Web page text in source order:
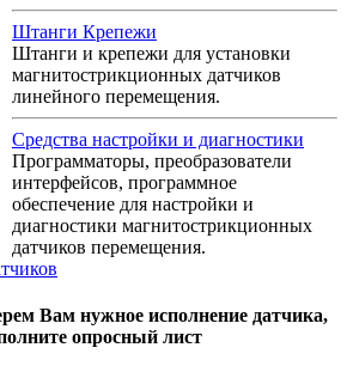
Штанги Крепежи
Штанги и крепежи для установки
магнитострикционных датчиков
линейного перемещения.
Средства настройки и диагностики
Программаторы, преобразователи
интерфейсов, программное
обеспечение для настройки и
диагностики магнитострикционных
датчиков перемещения.
Вам нужное исполнение датчика,
опросный лист